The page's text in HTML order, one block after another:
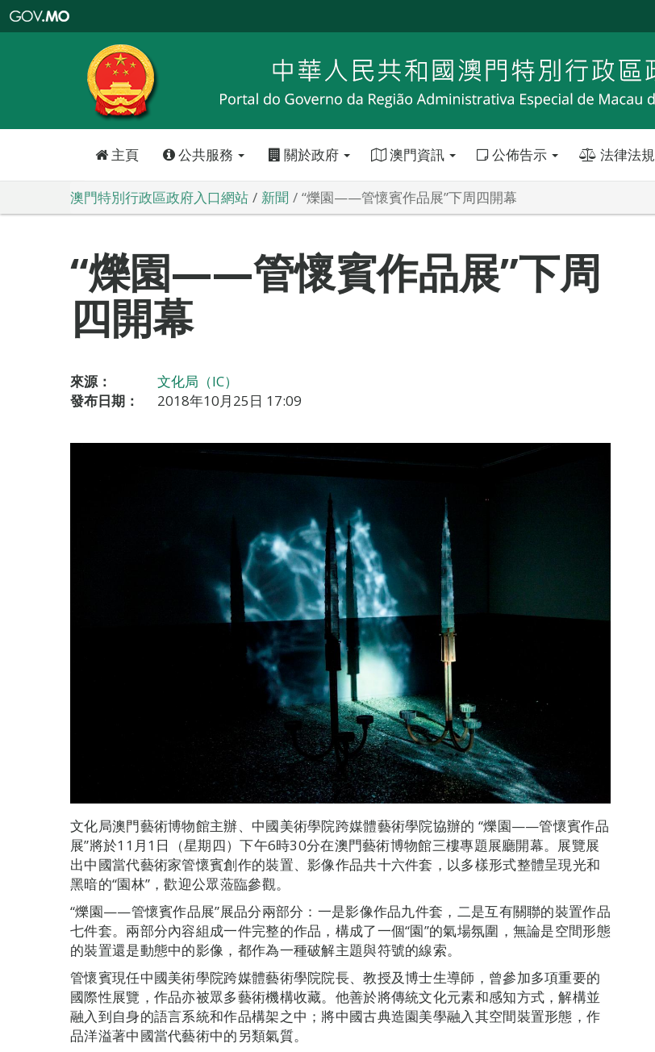
特
政
區
政
口
主頁 公共服務 關於政府 澳門資訊 公佈告示 法律法規
澳門特別行政區政府入口網站 新聞 “爍園——管懷賓作品展”下周四開幕
“爍園——管懷賓作品展”下周
四開幕
來源：
文化局（IC）
發布日期：
2018年10月25日 17:09
文化局澳門藝術博物館主辦、中國美術學院跨媒體藝術學院協辦的 “爍園——管懷賓作品
展”將於11月1日（星期四）下午6時30分在澳門藝術博物館三樓專題展廳開幕。展覽展
出中國當代藝術家管懷賓創作的裝置、影像作品共十六件套，以多樣形式整體呈現光和
黑暗的“園林”，歡迎公眾蒞臨參觀。
“爍園——管懷賓作品展”展品分兩部分：一是影像作品九件套，二是互有關聯的裝置作品
七件套。兩部分內容組成一件完整的作品，構成了一個“園”的氣場氛圍，無論是空間形態
的裝置還是動態中的影像，都作為一種破解主題與符號的線索。
管懷賓現任中國美術學院跨媒體藝術學院院長、教授及博士生導師，曾參加多項重要的
國際性展覽，作品亦被眾多藝術機構收藏。他善於將傳統文化元素和感知方式，解構並
融入到自身的語言系統和作品構架之中；將中國古典造園美學融入其空間裝置形態，作
品洋溢著中國當代藝術中的另類氣質。